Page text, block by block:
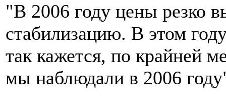
"В 2006 году цены резко
стабилизацию. В этом
так кажется, по крайней
мы наблюдали в 2006